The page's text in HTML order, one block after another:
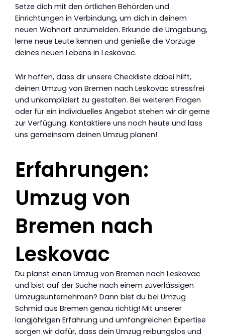
Setze dich mit den örtlichen Behörden und
Einrichtungen in Verbindung, um dich in deinem
neuen Wohnort anzumelden. Erkunde die Umgebung,
lerne neue Leute kennen und genieße die Vorzüge
deines neuen Lebens in Leskovac.
Wir hoffen, dass dir unsere Checkliste dabei hilft,
deinen Umzug von Bremen nach Leskovac stressfrei
und unkompliziert zu gestalten. Bei weiteren Fragen
oder für ein individuelles Angebot stehen wir dir gerne
zur Verfügung. Kontaktiere uns noch heute und lass
uns gemeinsam deinen Umzug planen!
Erfahrungen:
Umzug von
Bremen nach
Leskovac
Du planst einen Umzug von Bremen nach Leskovac
und bist auf der Suche nach einem zuverlässigen
Umzugsunternehmen? Dann bist du bei Umzug
Schmid aus Bremen genau richtig! Mit unserer
langjährigen Erfahrung und umfangreichen Expertise
sorgen wir dafür, dass dein Umzug reibungslos und